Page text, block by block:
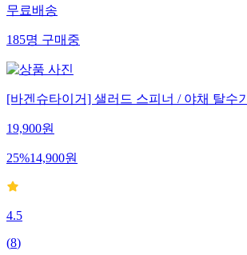
무료배송
185명구매중
[바겐슈타이거] 샐러드 스피너 / 야채 탈수
19,900원
25%14,900원
4.5
(8)